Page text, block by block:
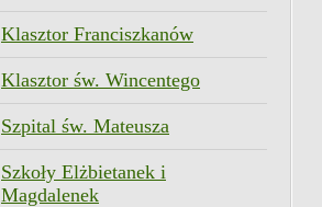
Klasztor Franciszkanów
Klasztor św. Wincentego
Szpital św. Mateusza
Szkoły Elżbietanek i
Magdalenek